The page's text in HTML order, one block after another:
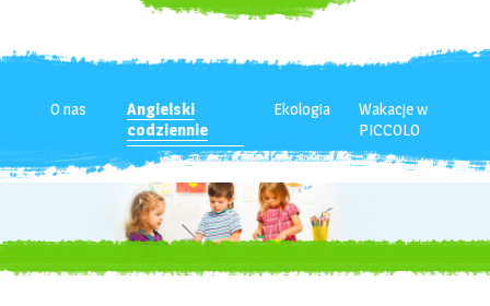
O nas
Angielski
codziennie
Ekologia
Wakacje w
PICCOLO